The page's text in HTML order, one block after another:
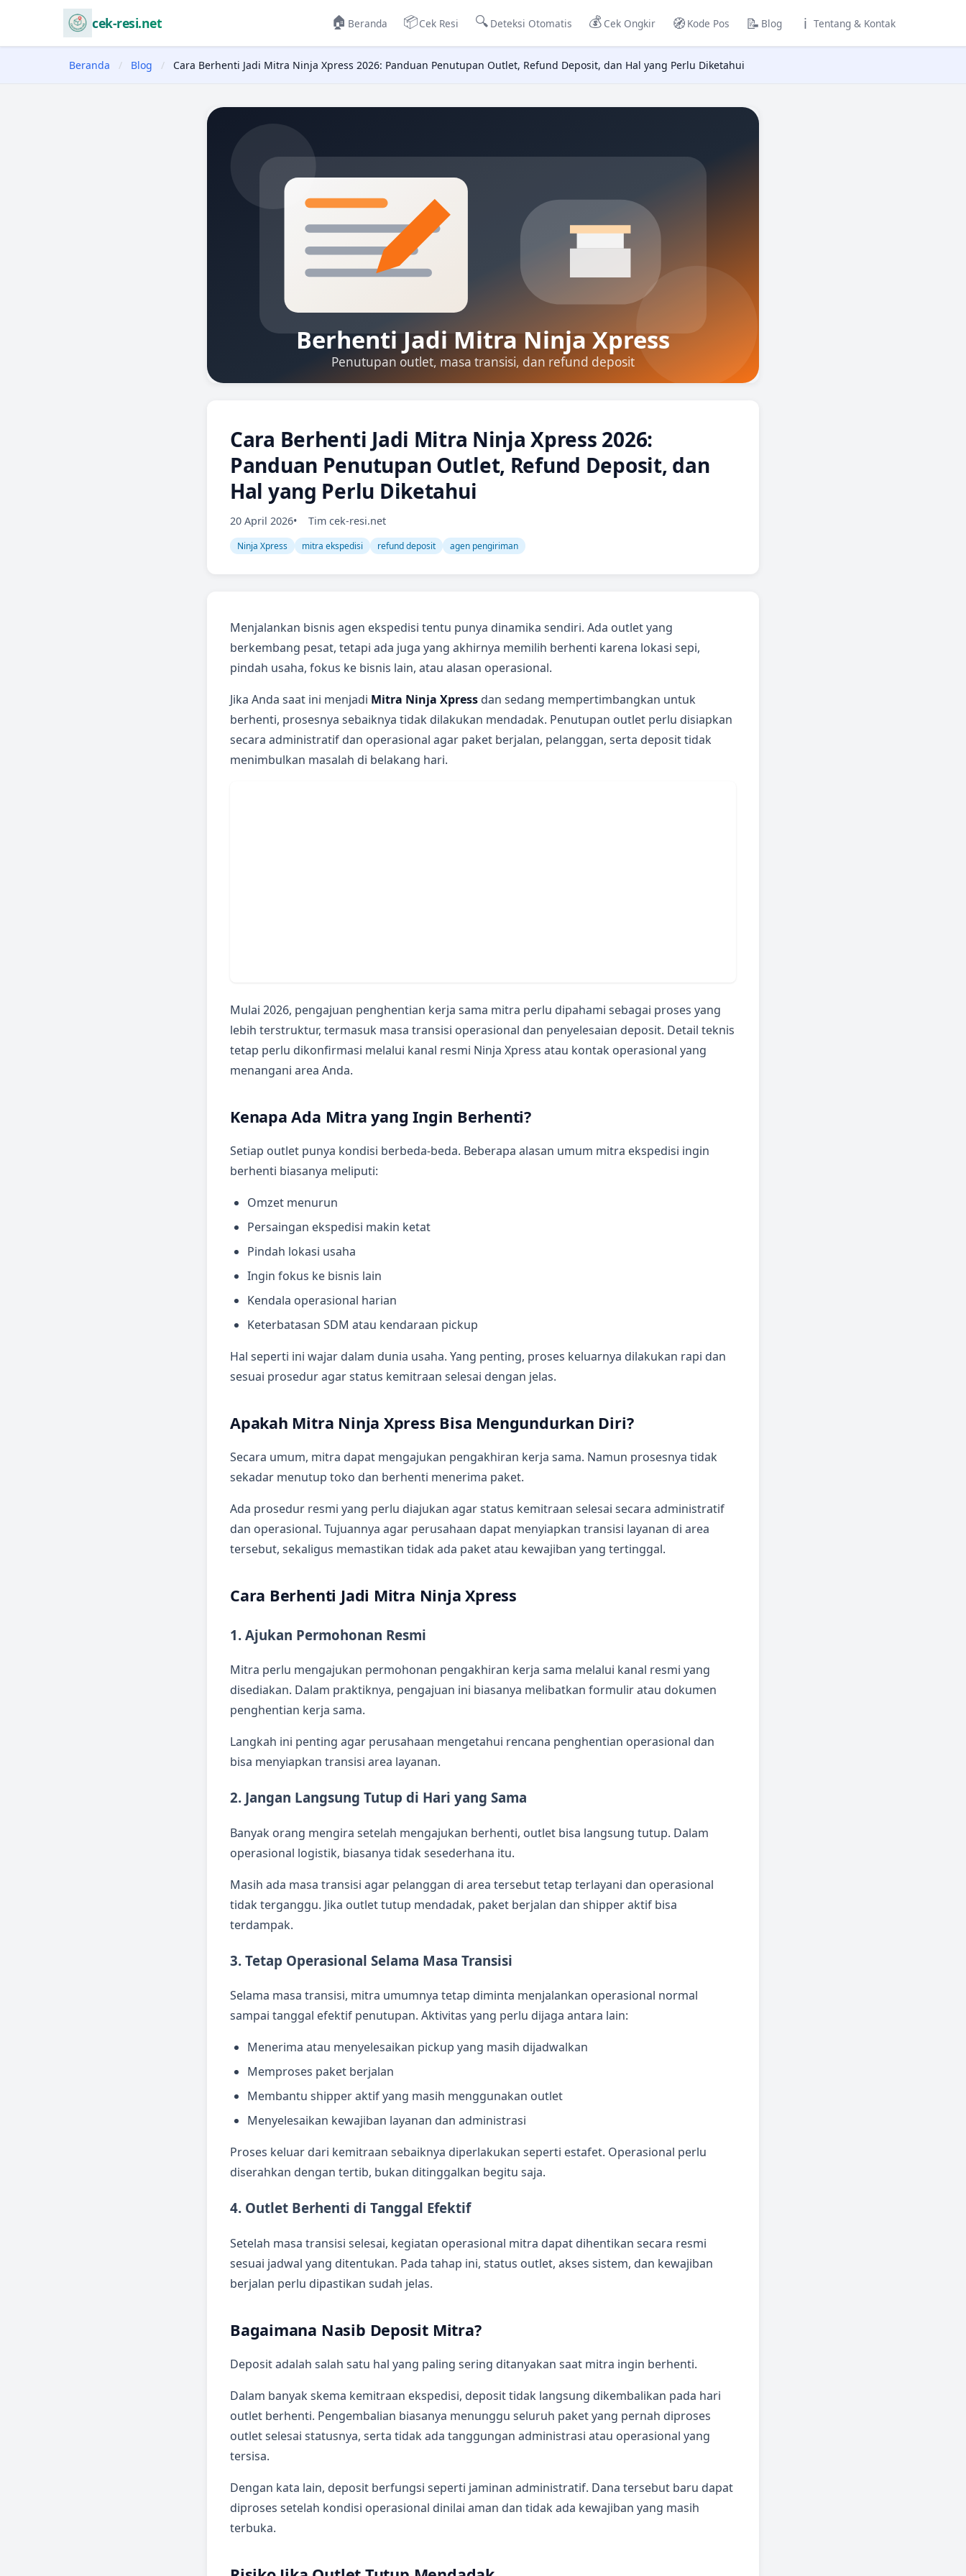
cek-resi.net 🏠 Beranda 📦Cek Resi 🔍 Deteksi Otomatis 💰 Cek Ongkir 🧭 Kode Pos 📝 Blog ℹ️ Tentang & Kontak
Beranda / Blog / Cara Berhenti Jadi Mitra Ninja Xpress 2026: Panduan Penutupan Outlet, Refund Deposit, dan Hal yang Perlu Diketahui
Cara Berhenti Jadi Mitra Ninja Xpress 2026:
Panduan Penutupan Outlet, Refund Deposit, dan
Hal yang Perlu Diketahui
20 April 2026 Tim cek-resi.net
Ninja Xpress mitra ekspedisi refund deposit agen pengiriman
Menjalankan bisnis agen ekspedisi tentu punya dinamika sendiri. Ada outlet yang
berkembang pesat, tetapi ada juga yang akhirnya memilih berhenti karena lokasi sepi,
pindah usaha, fokus ke bisnis lain, atau alasan operasional.
Jika Anda saat ini menjadi Mitra Ninja Xpress dan sedang mempertimbangkan untuk
berhenti, prosesnya sebaiknya tidak dilakukan mendadak. Penutupan outlet perlu disiapkan
secara administratif dan operasional agar paket berjalan, pelanggan, serta deposit tidak
menimbulkan masalah di belakang hari.
Mulai 2026, pengajuan penghentian kerja sama mitra perlu dipahami sebagai proses yang
lebih terstruktur, termasuk masa transisi operasional dan penyelesaian deposit. Detail teknis
tetap perlu dikonfirmasi melalui kanal resmi Ninja Xpress atau kontak operasional yang
menangani area Anda.
Kenapa Ada Mitra yang Ingin Berhenti?
Setiap outlet punya kondisi berbeda-beda. Beberapa alasan umum mitra ekspedisi ingin
berhenti biasanya meliputi:
Omzet menurun
Persaingan ekspedisi makin ketat
Pindah lokasi usaha
Ingin fokus ke bisnis lain
Kendala operasional harian
Keterbatasan SDM atau kendaraan pickup
Hal seperti ini wajar dalam dunia usaha. Yang penting, proses keluarnya dilakukan rapi dan
sesuai prosedur agar status kemitraan selesai dengan jelas.
Apakah Mitra Ninja Xpress Bisa Mengundurkan Diri?
Secara umum, mitra dapat mengajukan pengakhiran kerja sama. Namun prosesnya tidak
sekadar menutup toko dan berhenti menerima paket.
Ada prosedur resmi yang perlu diajukan agar status kemitraan selesai secara administratif
dan operasional. Tujuannya agar perusahaan dapat menyiapkan transisi layanan di area
tersebut, sekaligus memastikan tidak ada paket atau kewajiban yang tertinggal.
Cara Berhenti Jadi Mitra Ninja Xpress
1. Ajukan Permohonan Resmi
Mitra perlu mengajukan permohonan pengakhiran kerja sama melalui kanal resmi yang
disediakan. Dalam praktiknya, pengajuan ini biasanya melibatkan formulir atau dokumen
penghentian kerja sama.
Langkah ini penting agar perusahaan mengetahui rencana penghentian operasional dan
bisa menyiapkan transisi area layanan.
2. Jangan Langsung Tutup di Hari yang Sama
Banyak orang mengira setelah mengajukan berhenti, outlet bisa langsung tutup. Dalam
operasional logistik, biasanya tidak sesederhana itu.
Masih ada masa transisi agar pelanggan di area tersebut tetap terlayani dan operasional
tidak terganggu. Jika outlet tutup mendadak, paket berjalan dan shipper aktif bisa
terdampak.
3. Tetap Operasional Selama Masa Transisi
Selama masa transisi, mitra umumnya tetap diminta menjalankan operasional normal
sampai tanggal efektif penutupan. Aktivitas yang perlu dijaga antara lain:
Menerima atau menyelesaikan pickup yang masih dijadwalkan
Memproses paket berjalan
Membantu shipper aktif yang masih menggunakan outlet
Menyelesaikan kewajiban layanan dan administrasi
Proses keluar dari kemitraan sebaiknya diperlakukan seperti estafet. Operasional perlu
diserahkan dengan tertib, bukan ditinggalkan begitu saja.
4. Outlet Berhenti di Tanggal Efektif
Setelah masa transisi selesai, kegiatan operasional mitra dapat dihentikan secara resmi
sesuai jadwal yang ditentukan. Pada tahap ini, status outlet, akses sistem, dan kewajiban
berjalan perlu dipastikan sudah jelas.
Bagaimana Nasib Deposit Mitra?
Deposit adalah salah satu hal yang paling sering ditanyakan saat mitra ingin berhenti.
Dalam banyak skema kemitraan ekspedisi, deposit tidak langsung dikembalikan pada hari
outlet berhenti. Pengembalian biasanya menunggu seluruh paket yang pernah diproses
outlet selesai statusnya, serta tidak ada tanggungan administrasi atau operasional yang
tersisa.
Dengan kata lain, deposit berfungsi seperti jaminan administratif. Dana tersebut baru dapat
diproses setelah kondisi operasional dinilai aman dan tidak ada kewajiban yang masih
terbuka.